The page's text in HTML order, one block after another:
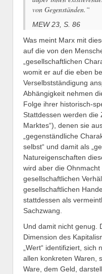
von Gegenständen.“
MEW 23, S. 86
Was meint Marx mit
auf die von den
„gesellschaftlichen
womit er auf die eben
Verselbstständigung
Abhängigkeit nehmen
Folge ihrer historisch-
Stattdessen werden die
Marktes“), denen sie
„gegenständliche
selbst“ und damit als
Natureigenschaften
wird aber die
gesellschaftlichen
gesellschaftlichen
stattdessen als
Sachzwang.
Und damit nicht genug.
Dimension des
„Wert“ identifiziert,
allen konkreten Waren,
Ware, dem Geld,